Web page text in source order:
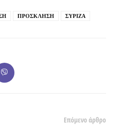
ΠΡΟΣΚΛΗΣΗ ΣΥΡΙΖΑ
Επόμενο άρθρο